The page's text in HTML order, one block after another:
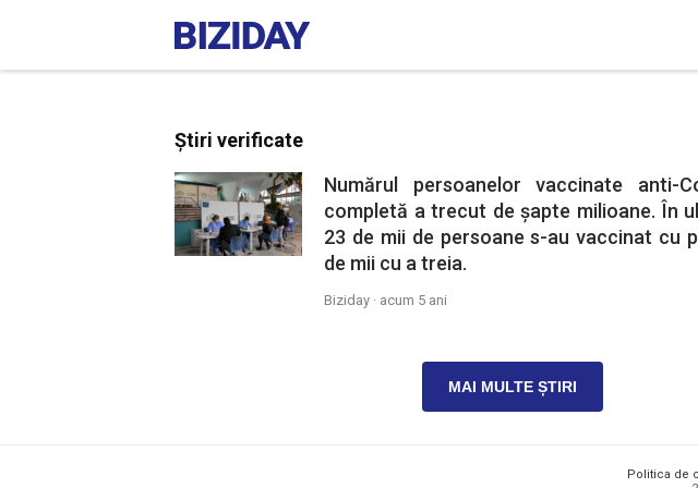
Știri verificate
Numărul persoanelor vaccinate anti-
completă a trecut de șapte milioane. În
23 de mii de persoane s-au vaccinat cu
de mii cu a treia.
Biziday · acum 5 ani
MAI MULTE ȘTIRI
Politica de